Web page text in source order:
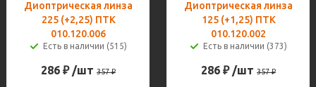
Диоптрическая линза
225 (+2,25) ПТК
010.120.006
Есть в наличии (515)
286 ₽ /шт 357₽
Диоптрическая линза
125 (+1,25) ПТК
010.120.002
Есть в наличии (373)
286 ₽ /шт 357₽